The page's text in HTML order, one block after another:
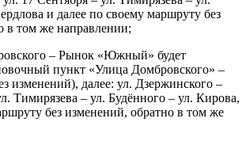
и далее по своему маршруту без
в том же направлении;
– Рынок «Южный» будет
пункт «Улица Домбровского» –
изменений), далее: ул. Дзержинского –
Тимирязева – ул. Будённого – ул. Кирова,
без изменений, обратно в том же